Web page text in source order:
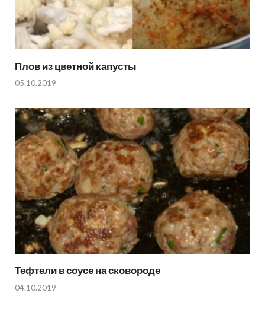
Плов из цветной капусты
05.10.2019
Тефтели в соусе на сковороде
04.10.2019